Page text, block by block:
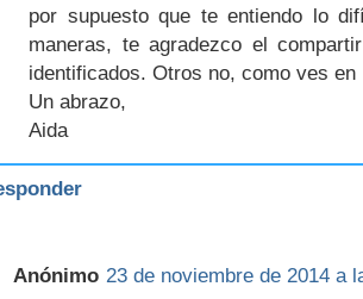
por supuesto que te entiendo lo
maneras, te agradezco el
identificados. Otros no, como ves
Un abrazo,
Aida
Anónimo 23 de noviembre de 2014 a